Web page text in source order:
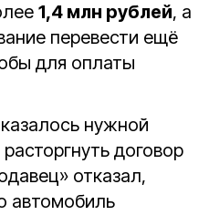
1,4 млн рублей, а
перевести ещё
для оплаты
нужной
договор
отказал,
автомобиль